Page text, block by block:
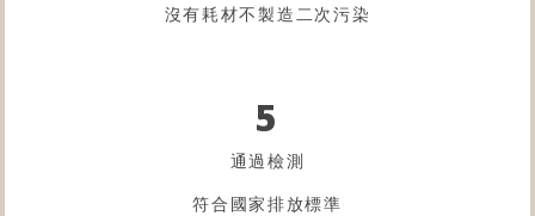
沒有耗材不製造二次污染
5
通過檢測
符合國家排放標準